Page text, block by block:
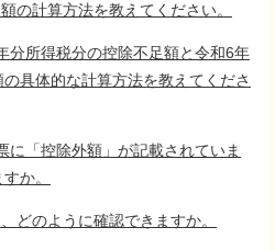
計算方法を教えてください。
所得税分の控除不足額と令和6年
具体的な計算方法を教えてくださ
「控除外額」が記載されていま
か。
のように確認できますか。